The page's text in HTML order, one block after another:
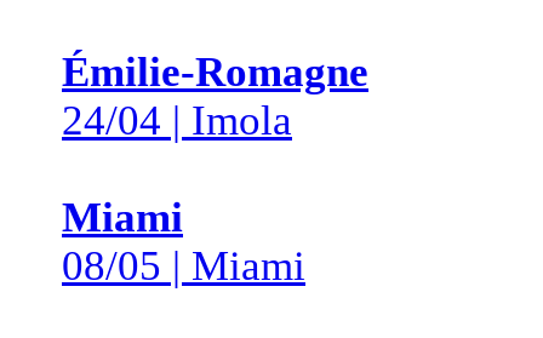
Émilie-Romagne
24/04 | Imola
Miami
08/05 | Miami